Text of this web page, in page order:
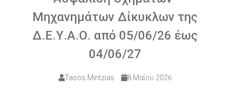
Μηχανημάτων Δίκυκλων της
Δ.Ε.Υ.Α.Ο. από 05/06/26 έως
04/06/27
Tasos Mintzias 8 Μαΐου 2026